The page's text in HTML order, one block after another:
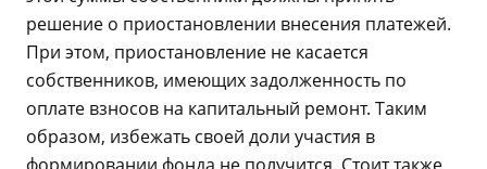
решение о приостановлении внесения платежей.
При этом, приостановление не касается
собственников, имеющих задолженность по
оплате взносов на капитальный ремонт. Таким
образом, избежать своей доли участия в